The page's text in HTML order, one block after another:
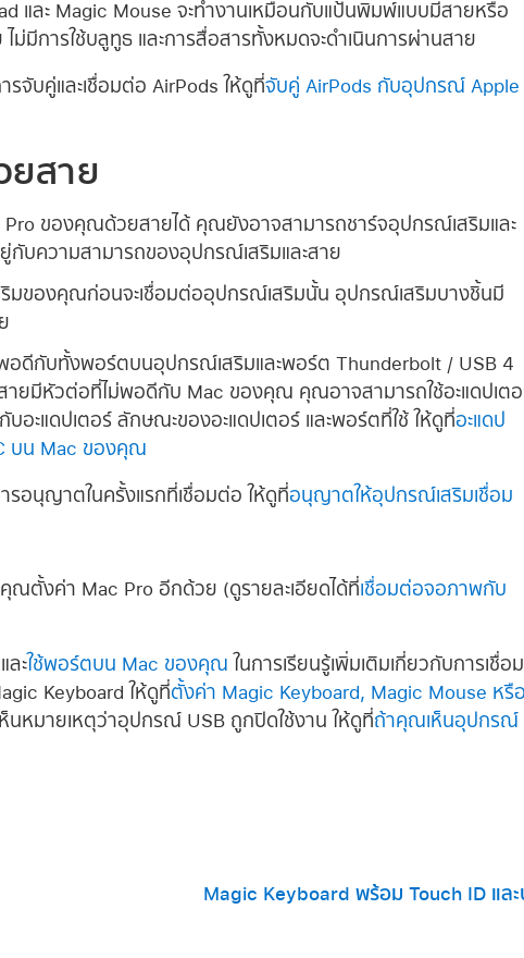
และ Magic Mouse จะทำงานเหมือนกับแป้นพิมพ์แบบมีสายหรือ
ม่มีการใช้บลูทูธ และการสื่อสารทั้งหมดจะดำเนินการผ่านสาย
ารจับคู่และเชื่อมต่อ AirPods ให้ดูที่จับคู่ AirPods กับอุปกรณ์ Apple
ยสาย
ของคุณด้วยสายได้ คุณยังอาจสามารถชาร์จอุปกรณ์เสริมและ
กับความสามารถของอุปกรณ์เสริมและสาย
มของคุณก่อนจะเชื่อมต่ออุปกรณ์เสริมนั้น อุปกรณ์เสริมบางชิ้นมี
อดีกับทั้งพอร์ตบนอุปกรณ์เสริมและพอร์ต Thunderbolt / USB 4
ยมีหัวต่อที่ไม่พอดีกับ Mac ของคุณ คุณอาจสามารถใช้อะแดปเตอ
อะแดปเตอร์ ลักษณะของอะแดปเตอร์ และพอร์ตที่ใช้ ให้ดูที่อะแดป
บน Mac ของคุณ
รอนุญาตในครั้งแรกที่เชื่อมต่อ ให้ดูที่อนุญาตให้อุปกรณ์เสริมเชื่อม
ตั้งค่า Mac Pro อีกด้วย (ดูรายละเอียดได้ที่เชื่อมต่อจอภาพกับ
และใช้พอร์ตบน Mac ของคุณ ในการเรียนรู้เพิ่มเติมเกี่ยวกับการเชื่อม
Keyboard ให้ดูที่ตั้งค่า Magic Keyboard, Magic Mouse หรือ
นหมายเหตุว่าอุปกรณ์ USB ถูกปิดใช้งาน ให้ดูที่ถ้าคุณเห็นอุปกรณ์
Magic Keyboard พร้อม Touch ID และ